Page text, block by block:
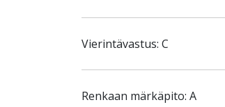
Vierintävastus: C
Renkaan märkäpito: A